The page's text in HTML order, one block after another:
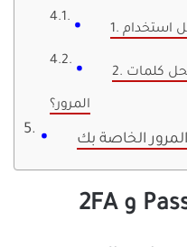
2. هل تحل مفاتيح المرور محل كلمات
المرور؟
الخاصة بك